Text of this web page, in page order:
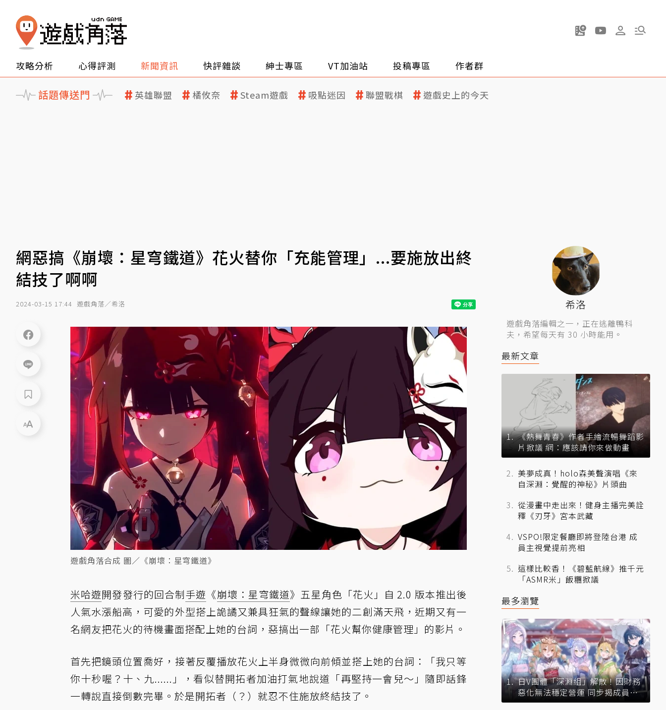
攻略分析 心得評測 新聞資訊 快評雜談 紳士專區 VT加油站 投稿專區 作者群
話題傳送門 英雄聯盟 橘攸奈 Steam遊戲 吸點迷因 聯盟戰棋 遊戲史上的今天
網惡搞《崩壞：星穹鐵道》花火替你「充能管理」...要施放出終
結技了啊啊
2024-03-15 17:44 遊戲角落／希洛
遊戲角落合成 圖／《崩壞：星穹鐵道》
米哈遊開發發行的回合制手遊 《崩壞：星穹鐵道》五星角色「花火」自 2.0 版本推出後
人氣水漲船高，可愛的外型搭上詭譎又兼具狂氣的聲線讓她的二創滿天飛，近期又有一
名網友把花火的待機畫面搭配上她的台詞，惡搞出一部「花火幫你健康管理」的影片。
首先把鏡頭位置喬好，接著反覆播放花火上半身微微向前傾並搭上她的台詞：「我只等
你十秒喔？十、九......」，看似替開拓者加油打氣地說道「再堅持一會兒～」隨即話鋒
一轉說直接倒數完畢。於是開拓者（？）就忍不住施放終結技了。
希洛
遊戲角落編輯之一，正在逃離鴨科
夫，希望每天有 30 小時能用。
最新文章
《熱舞青春》作者手繪流暢舞蹈影
片掀議 網：應該請你來做動畫
美夢成真！holo森美聲演唱《來
自深淵：覺醒的神秘》片頭曲
從漫畫中走出來！健身主播完美詮
釋《刃牙》宮本武藏
VSPO!限定餐廳即將登陸台港 成
員主視覺提前亮相
這樣比較香！《碧藍航線》推千元
「ASMR米」飯糰掀議
最多瀏覽
日V團體「深淵組」解散！因財務
惡化無法穩定營運 同步揭成員未
來去向